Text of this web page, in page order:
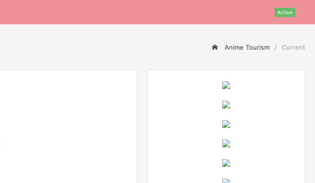
Active
Anime Tourism Current